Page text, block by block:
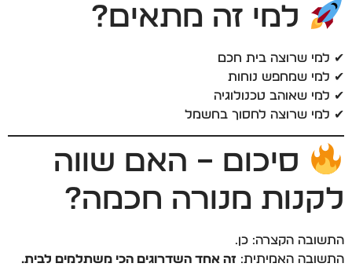
למי זה מתאים?
✔ למי שרוצה בית חכם
✔ למי שמחפש נוחות
✔ למי שאוהב טכנולוגיה
✔ למי שרוצה לחסוך בחשמל
סיכום – האם שווה
לקנות מנורה חכמה?
התשובה הקצרה: כן.
התשובה האמיתית: זה אחד השדרוגים הכי משתלמים לבית.